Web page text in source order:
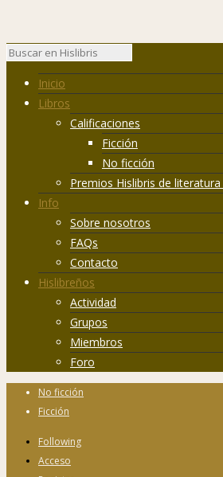
Inicio
Libros
Calificaciones
Ficción
No ficción
Premios Hislibris de
Info
Sobre nosotros
FAQs
Contacto
Hislibreños
Actividad
Grupos
Miembros
Foro
No ficción
Ficción
Following
Acceso